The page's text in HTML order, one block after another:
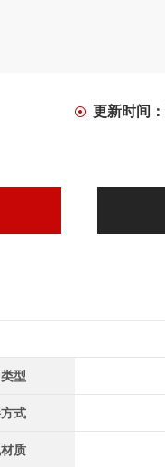
更新时间：
型
式
质